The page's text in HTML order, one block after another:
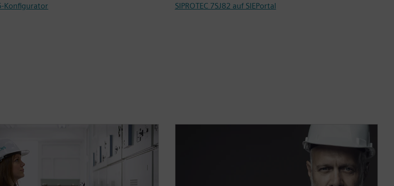
Konfigurator SIPROTEC 7SJ82 auf SIEPortal